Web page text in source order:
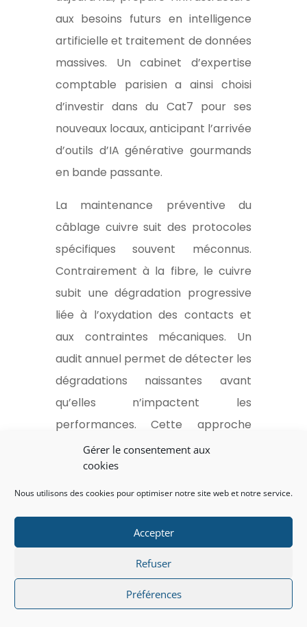
Gérer le consentement aux
cookies
Nous utilisons des cookies pour optimiser notre site web et notre service.
Accepter
Refuser
Préférences
aux besoins futurs en intelligence
artificielle et traitement de données
massives. Un cabinet d’expertise
comptable parisien a ainsi choisi
d’investir dans du Cat7 pour ses
nouveaux locaux, anticipant l’arrivée
d’outils d’IA générative gourmands
en bande passante.
La maintenance préventive du
câblage cuivre suit des protocoles
spécifiques souvent méconnus.
Contrairement à la fibre, le cuivre
subit une dégradation progressive
liée à l’oxydation des contacts et
aux contraintes mécaniques. Un
audit annuel permet de détecter les
dégradations naissantes avant
qu’elles n’impactent les
performances. Cette approche
proactive, mise en place dans un
groupement d’entreprises à Lyon, a
réduit de 60% les interventions
vie moyenne des installations de 3